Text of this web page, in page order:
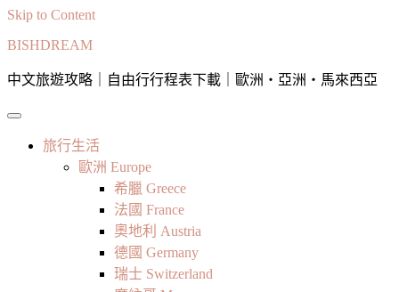
Skip to Content
BISHDREAM
中文旅遊攻略｜自由行行程表下載｜歐洲・亞洲・馬來西亞
旅行生活
歐洲 Europe
希臘 Greece
法國 France
奧地利 Austria
德國 Germany
瑞士 Switzerland